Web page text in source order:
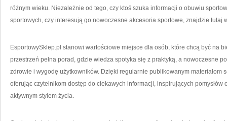
różnym wieku. Niezależnie od tego, czy ktoś szuka informacji o obuwiu
sportowych, czy interesują go nowoczesne akcesoria sportowe, znajdzie tutaj
EsportowySklep.pl stanowi wartościowe miejsce dla osób, które chcą być na
przestrzeń pełna porad, gdzie wiedza spotyka się z praktyką, a nowoczesne
zdrowie i wygodę użytkowników. Dzięki regularnie publikowanym materiałom
oferując czytelnikom dostęp do ciekawych informacji, inspirujących
aktywnym stylem życia.